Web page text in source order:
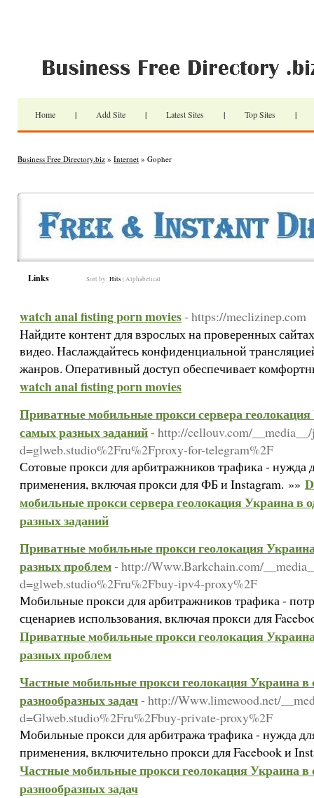
Home | Add Site | Latest Sites | Top Sites |
Business Free Directory.biz » Internet » Gopher
Links Sort by: Hits | Alphabetical
watch anal fisting porn movies- https://meclizinep.com
Найдите контент для взрослых на проверенных
видео. Наслаждайтесь конфиденциальной
жанров. Оперативный доступ обеспечивает
watch anal fisting porn movies
Приватные мобильные прокси сервера
самых разных заданий- http://cellouv.com/
d=glweb.studio%2Fru%2Fproxy-for-telegram%2F
Сотовые прокси для арбитражников трафика - нужда
применения, включая прокси для ФБ и Instagram. »»
мобильные прокси сервера геолокация Украина в
разных заданий
Приватные мобильные прокси геолокация
разных проблем- http://Www.Barkchain.com/
d=glweb.studio%2Fru%2Fbuy-ipv4-proxy%2F
Мобильные прокси для арбитражников трафика -
сценариев использования, включая прокси для
Приватные мобильные прокси геолокация
разных проблем
Частные мобильные прокси геолокация Украина в
разнообразных задач- http://Www.limewood.net/
d=Glweb.studio%2Fru%2Fbuy-private-proxy%2F
Мобильные прокси для арбитража трафика - нужда
применения, включительно прокси для Facebook и
Частные мобильные прокси геолокация Украина в
разнообразных задач